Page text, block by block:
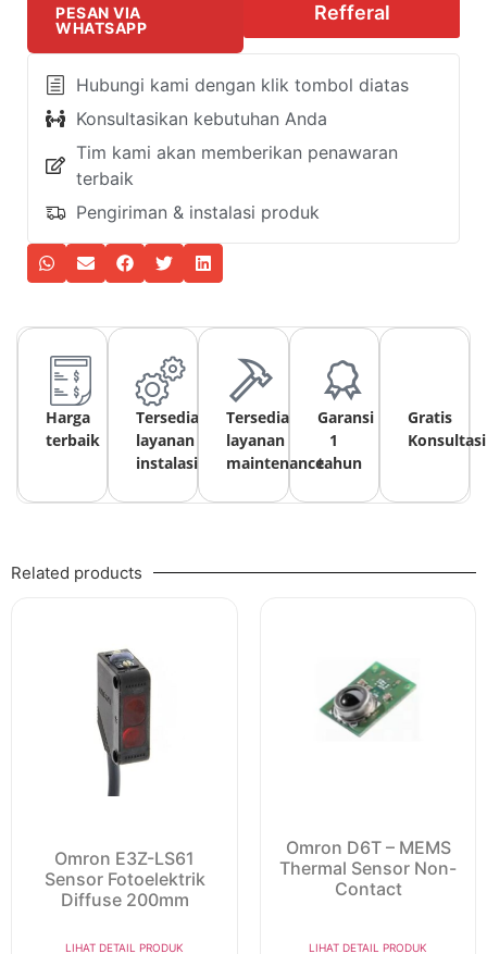
PESAN VIA
WHATSAPP
Refferal
Hubungi kami dengan klik tombol diatas
Konsultasikan kebutuhan Anda
Tim kami akan memberikan penawaran
terbaik
Pengiriman & instalasi produk
Harga
terbaik
Tersedia
layanan
instalasi
Tersedia
layanan
maintenance
Garansi
1
tahun
Gratis
Konsultasi
Related products
Omron E3Z-LS61
Sensor Fotoelektrik
Diffuse 200mm
LIHAT DETAIL PRODUK
Omron D6T – MEMS
Thermal Sensor Non-
Contact
LIHAT DETAIL PRODUK